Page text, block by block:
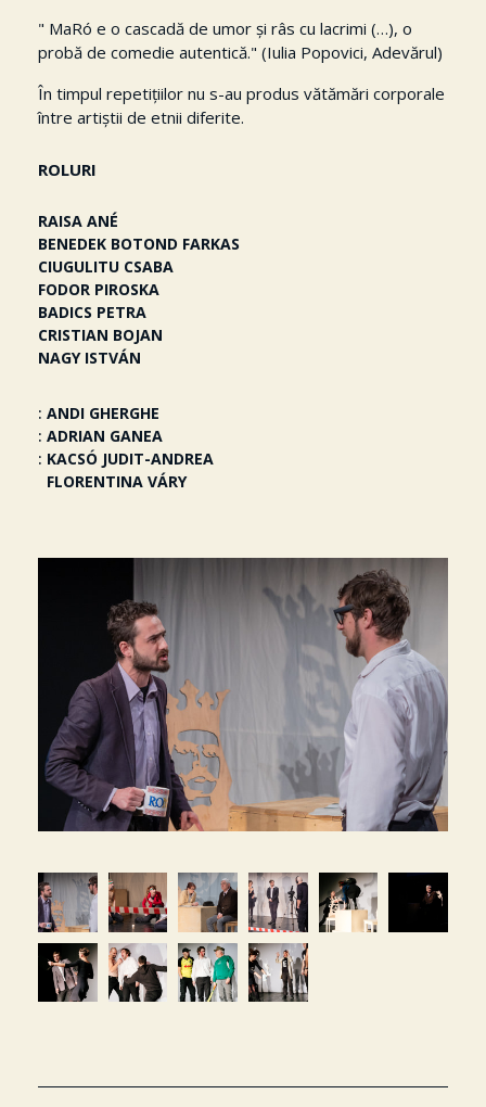
" MaRó e o cascadă de umor şi râs cu lacrimi (…), o
probă de comedie autentică." (Iulia Popovici, Adevărul)
În timpul repetițiilor nu s-au produs vătămări corporale
între artiștii de etnii diferite.
ROLURI
RAISA ANÉ
BENEDEK BOTOND FARKAS
CIUGULITU CSABA
FODOR PIROSKA
BADICS PETRA
CRISTIAN BOJAN
NAGY ISTVÁN
ANDI GHERGHE
ADRIAN GANEA
KACSÓ JUDIT-ANDREA
FLORENTINA VÁRY